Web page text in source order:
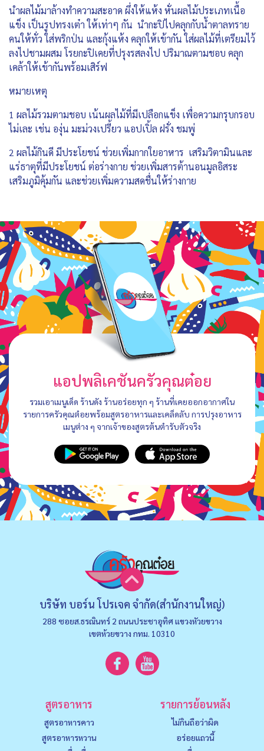
นำผลไม้มาล้างทำความสะอาด ผึ่งให้แห้ง หั่นผลไม้ประเภทเนื้อ
แข็ง เป็นรูปทรงเต๋า ให้เท่าๆ กัน นำกะปิไปคลุกกับน้ำตาลทราย
คนให้ทั่ว ใส่พริกป่น และกุ้งแห้ง คลุกให้เข้ากัน ใส่ผลไม้ที่เตรียมไว้
ลงไปชามผสม โรยกะปิเคยที่ปรุงรสลงไป ปริมาณตามชอบ คลุก
เคล้าให้เข้ากันพร้อมเสิร์ฟ
หมายเหตุ
1 ผลไม้รวมตามชอบ เน้นผลไม้ที่มีเปลือกแข็ง เพื่อความกรุบกรอบ
ไม่เละ เช่น องุ่น มะม่วงเปรี้ยว แอปเปิ้ล ฝรั่ง ชมพู่
2 ผลไม้กินดี มีประโยชน์ ช่วยเพิ่มกากใยอาหาร เสริมวิตามินและ
แร่ธาตุที่มีประโยชน์ ต่อร่างกาย ช่วยเพิ่มสารต้านอนมูลอิสระ
เสริมภูมิคุ้มกัน และช่วยเพิ่มความสดชื่นให้ร่างกาย
แอปพลิเคชันครัวคุณต๋อย
รวมเอาเมนูเด็ด ร้านดัง ร้านอร่อยทุก ๆ ร้านที่เคยออกอากาศใน
รายการครัวคุณต๋อยพร้อมสูตรอาหารและเคล็ดลับ การปรุงอาหาร
เมนูต่าง ๆ จากเจ้าของสูตรต้นตำรับตัวจริง
บริษัท บอร์น โปรเจค จำกัด(สำนักงานใหญ่)
288 ซอยส.ธรณินทร์ 2 ถนนประชาอุทิศ แขวงหัวยขวาง
เขตห้วยขวาง กทม. 10310
สูตรอาหาร
สูตรอาหารคาว
สูตรอาหารหวาน
รายการย้อนหลัง
ไม่กินถือว่าผิด
อร่อยแถวนี้